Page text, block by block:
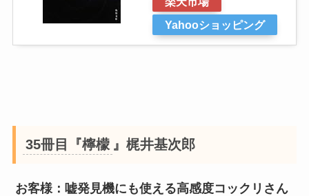
Yahooショッピング
35冊目『檸檬 』梶井基次郎
お客様：嘘発見機にも使える高感度コックリさん